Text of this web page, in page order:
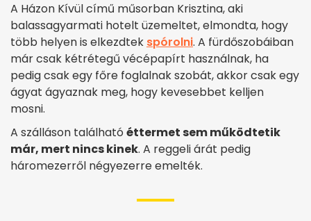
A Házon Kívül című műsorban Krisztina, aki
balassagyarmati hotelt üzemeltet, elmondta, hogy
több helyen is elkezdtek spórolni. A fürdőszobáiban
már csak kétrétegű vécépapírt használnak, ha
pedig csak egy főre foglalnak szobát, akkor csak egy
ágyat ágyaznak meg, hogy kevesebbet kelljen
mosni.
A szálláson található éttermet sem működtetik
már, mert nincs kinek. A reggeli árát pedig
háromezerről négyezerre emelték.